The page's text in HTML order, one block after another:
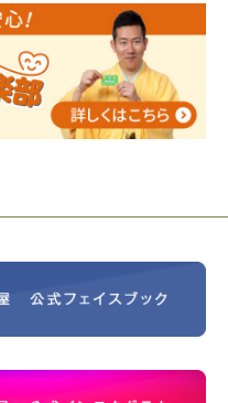
ご報告
＠小さな家族葬ハウ
トを書いてみよう！
年記念式典 レンブラ